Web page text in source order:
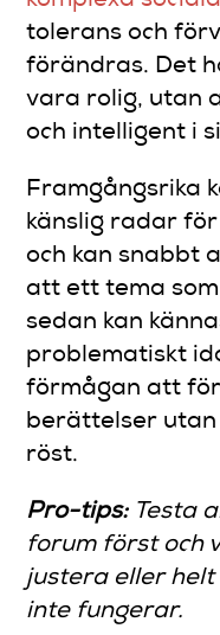
tolerans och
förändras. Det
vara rolig, utan
och intelligent i
Framgångsrika
känslig radar
och kan snabbt
att ett tema
sedan kan
problematiskt
förmågan att
berättelser
röst.
Pro-tips: Testa
forum först och
justera eller
inte fungerar.